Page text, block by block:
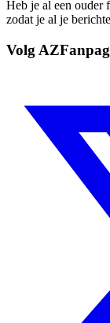
Heb je al een ouder
zodat je al je
Volg